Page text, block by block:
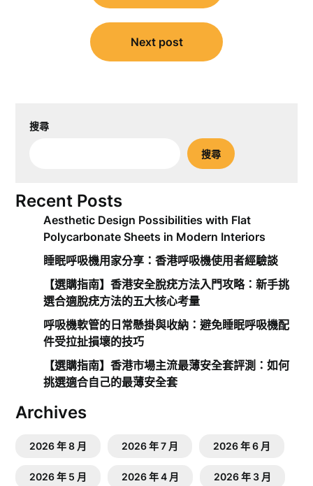
Next post
搜尋
搜尋
Recent Posts
Aesthetic Design Possibilities with Flat
Polycarbonate Sheets in Modern Interiors
睡眠呼吸機用家分享：香港呼吸機使用者經驗談
【選購指南】香港安全脫疣方法入門攻略：新手挑
選合適脫疣方法的五大核心考量
呼吸機軟管的日常懸掛與收納：避免睡眠呼吸機配
件受拉扯損壞的技巧
【選購指南】香港市場主流最薄安全套評測：如何
挑選適合自己的最薄安全套
Archives
2026 年 8 月 2026 年 7 月 2026 年 6 月
2026 年 5 月 2026 年 4 月 2026 年 3 月